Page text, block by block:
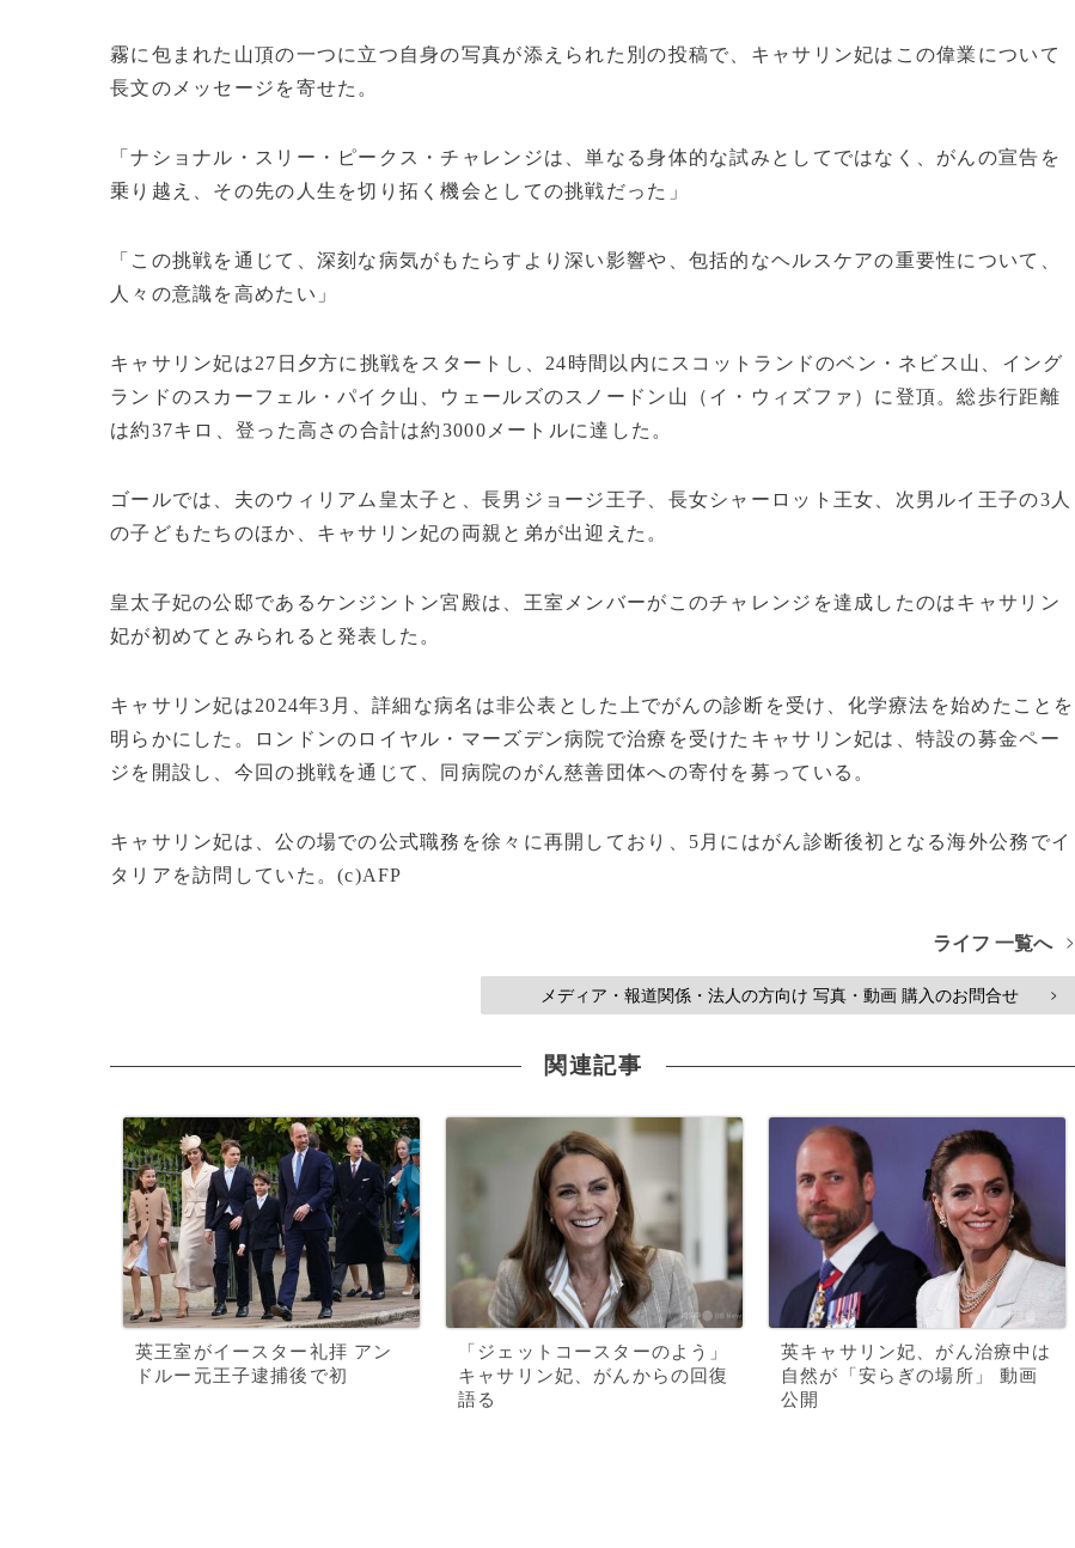
霧に包まれた山頂の一つに立つ自身の写真が添えられた別の投稿で、キャサリン妃はこの偉業について
長文のメッセージを寄せた。
「ナショナル・スリー・ピークス・チャレンジは、単なる身体的な試みとしてではなく、がんの宣告を
乗り越え、その先の人生を切り拓く機会としての挑戦だった」
「この挑戦を通じて、深刻な病気がもたらすより深い影響や、包括的なヘルスケアの重要性について、
人々の意識を高めたい」
キャサリン妃は27日夕方に挑戦をスタートし、24時間以内にスコットランドのベン・ネビス山、イング
ランドのスカーフェル・パイク山、ウェールズのスノードン山（イ・ウィズファ）に登頂。総歩行距離
は約37キロ、登った高さの合計は約3000メートルに達した。
ゴールでは、夫のウィリアム皇太子と、長男ジョージ王子、長女シャーロット王女、次男ルイ王子の3人
の子どもたちのほか、キャサリン妃の両親と弟が出迎えた。
皇太子妃の公邸であるケンジントン宮殿は、王室メンバーがこのチャレンジを達成したのはキャサリン
妃が初めてとみられると発表した。
キャサリン妃は2024年3月、詳細な病名は非公表とした上でがんの診断を受け、化学療法を始めたことを
明らかにした。ロンドンのロイヤル・マーズデン病院で治療を受けたキャサリン妃は、特設の募金ペー
ジを開設し、今回の挑戦を通じて、同病院のがん慈善団体への寄付を募っている。
キャサリン妃は、公の場での公式職務を徐々に再開しており、5月にはがん診断後初となる海外公務でイ
タリアを訪問していた。(c)AFP
ライフ 一覧へ >
メディア・報道関係・法人の方向け 写真・動画 購入のお問合せ >
関連記事
英王室がイースター礼拝 アン
ドルー元王子逮捕後で初
「ジェットコースターのよう」
キャサリン妃、がんからの回復
語る
英キャサリン妃、がん治療中は
自然が「安らぎの場所」 動画
公開